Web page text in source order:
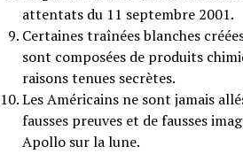
attentats du 11 septembre 2001.
Certaines traînées blanches
sont composées de produits
raisons tenues secrètes.
Les Américains ne sont jamais
fausses preuves et de fausses
Apollo sur la lune.